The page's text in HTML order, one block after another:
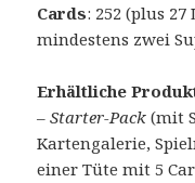
Cards: 252 (plus
mindestens zwei
Erhältliche
–Starter-Pack (mit
Kartengalerie,
einer Tüte mit 5